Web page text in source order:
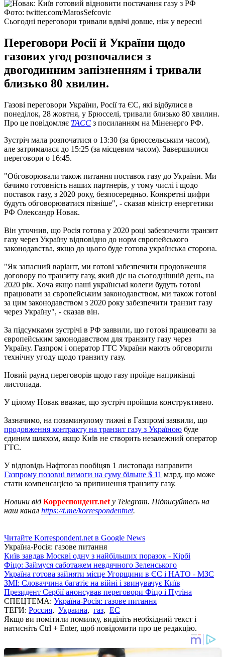
Фото: twitter.com/MarosSefcovic
Сьогодні переговори тривали вдвічі довше, ніж у вересні
Переговори Росії й України щодо
газових угод розпочалися з
двогодинним запізненням і тривали
близько 80 хвилин.
Газові переговори України, Росії та ЄС, які відбулися в
понеділок, 28 жовтня, у Брюсселі, тривали близько 80 хвилин.
Про це повідомляє ТАСС з посиланням на Міненерго РФ.
Зустріч мала розпочатися о 13:30 (за брюссельським часом),
але затрималася до 15:25 (за місцевим часом). Завершилися
переговори о 16:45.
"Обговорювали також питання поставок газу до України. Ми
бачимо готовність наших партнерів, у тому числі і щодо
поставок газу, з 2020 року, безпосередньо. Конкретні цифри
будуть обговорюватися пізніше", - сказав міністр енергетики
РФ Олександр Новак.
Він уточнив, що Росія готова у 2020 році забезпечити транзит
газу через Україну відповідно до норм європейського
законодавства, якщо до цього буде готова українська сторона.
"Як запасний варіант, ми готові забезпечити продовження
договору по транзиту газу, який діє на сьогоднішній день, на
2020 рік. Хоча якщо наші українські колеги будуть готові
працювати за європейським законодавством, ми також готові
за цим законодавством з 2020 року забезпечити транзит газу
через Україну", - сказав він.
За підсумками зустрічі в РФ заявили, що готові працювати за
європейським законодавством для транзиту газу через
Україну. Газпром і оператор ГТС України мають обговорити
технічну угоду щодо транзиту газу.
Новий раунд переговорів щодо газу пройде наприкінці
листопада.
У цілому Новак вважає, що зустріч пройшла конструктивно.
Зазначимо, на позаминулому тижні в Газпромі заявили, що
продовження контракту на транзит газу з Україною буде
єдиним шляхом, якщо Київ не створить незалежний оператор
ГТС.
У відповідь Нафтогаз пообіцяв 1 листопада направити
Газпрому позовні вимоги на суму більше $ 11 млрд, що може
стати компенсацією за припинення транзиту газу.
Новини від Корреспондент.net у Telegram. Підписуйтесь на
наш канал https://t.me/korrespondentnet.
Читайте Korrespondent.net в Google News
Україна-Росія: газове питання
Київ завдав Москві одну з найбільших поразок - Кірбі
Фіцо: Займуся саботажем невдячного Зеленського
Україна готова зайняти місце Угорщини в ЄС і НАТО - МЗС
ЗМІ: Словаччина багатіє на війні і звинувачує Київ
Президент Сербії анонсував переговори Фіцо і Путіна
СПЕЦТЕМА: Україна-Росія: газове питання
ТЕГИ: Россия, Украина, газ, ЕС
Якщо ви помітили помилку, виділіть необхідний текст і
натисніть Ctrl + Enter, щоб повідомити про це редакцію.